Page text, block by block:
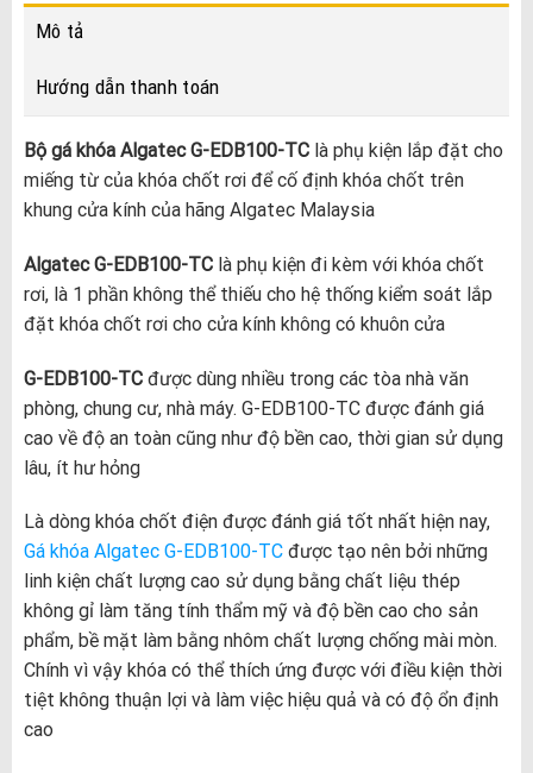
Mô tả
Hướng dẫn thanh toán
Bộ gá khóa Algatec G-EDB100-TClà phụ kiện lắp đặt cho
miếng từ của khóa chốt rơi để cố định khóa chốt trên
khung cửa kính của hãng Algatec Malaysia
Algatec G-EDB100-TC là phụ kiện đi kèm với khóa chốt
rơi, là 1 phần không thể thiếu cho hệ thống kiểm soát lắp
đặt khóa chốt rơi cho cửa kính không có khuôn cửa
G-EDB100-TCđược dùng nhiều trong các tòa nhà văn
phòng, chung cư, nhà máy. G-EDB100-TC được đánh giá
cao về độ an toàn cũng như độ bền cao, thời gian sử dụng
lâu, ít hư hỏng
Là dòng khóa chốt điện được đánh giá tốt nhất hiện nay,
Gá khóa Algatec G-EDB100-TC được tạo nên bởi những
linh kiện chất lượng cao sử dụng bằng chất liệu thép
không gỉ làm tăng tính thẩm mỹ và độ bền cao cho sản
phẩm, bề mặt làm bằng nhôm chất lượng chống mài mòn.
Chính vì vậy khóa có thể thích ứng được với điều kiện thời
tiệt không thuận lợi và làm việc hiệu quả và có độ ổn định
cao